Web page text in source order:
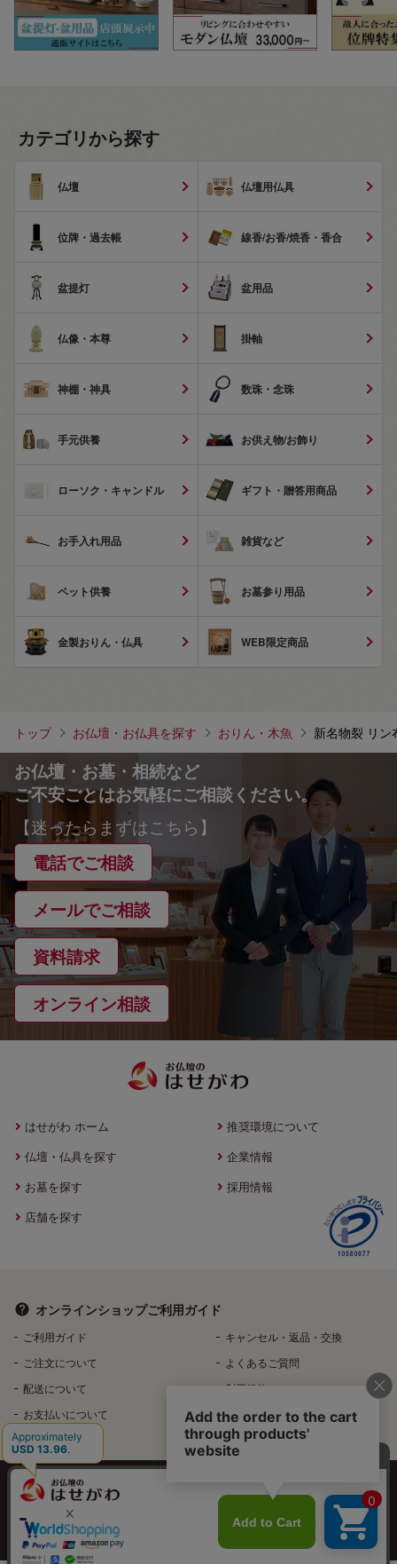
カテゴリから探す
仏壇 仏壇用仏具
位牌・過去帳 線香/お香/焼香・香合
盆提灯 盆用品
仏像・本尊 掛軸
神棚・神具 数珠・念珠
手元供養 お供え物/お飾り
ローソク・キャンドル ギフト・贈答用商品
お手入れ用品 雑貨など
ペット供養 お墓参り用品
金製おりん・仏具 WEB限定商品
トップ お仏壇・お仏具を探す おりん・木魚 新名物裂 リン
お仏壇・お墓・相続など
ご不安ごとはお気軽にご相談ください。
【迷ったらまずはこちら】
電話でご相談
メールでご相談
資料請求
オンライン相談
はせがわ ホーム
仏壇・仏具を探す
お墓を探す
店舗を探す
推奨環境について
企業情報
採用情報
オンラインショップご利用ガイド
ご利用ガイド
ご注文について
配送について
お支払いについて
キャンセル・返品・交換
よくあるご質問
利用規約
特定商取引法に基づく表記
個人情報保護方針
特定個人情報などの適正な取扱いに関する基本方針
反社会的勢力排除へ向けた基本方針